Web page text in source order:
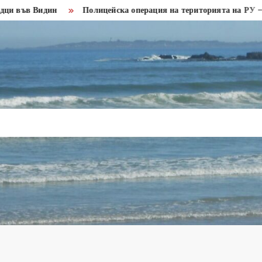
Полицейска операция на територията на РУ – Кула